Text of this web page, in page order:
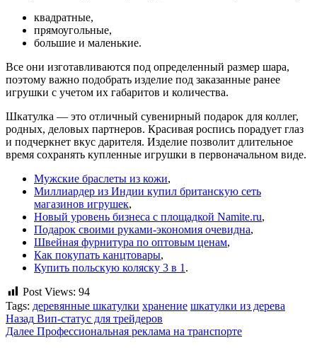
квадратные,
прямоугольные,
большие и маленькие.
Все они изготавливаются под определенный размер шара,
поэтому важно подобрать изделие под заказанные ранее
игрушки с учетом их габаритов и количества.
Шкатулка — это отличный сувенирный подарок для коллег,
родных, деловых партнеров. Красивая роспись порадует глаз
и подчеркнет вкус дарителя. Изделие позволит длительное
время сохранять купленные игрушки в первоначальном виде.
Мужские браслеты из кожи,
Миллиардер из Индии купил британскую сеть
магазинов игрушек,
Новый уровень бизнеса с площадкой Namite.ru,
Подарок своими руками-экономия очевидна,
Швейная фурнитура по оптовым ценам,
Как покупать канцтовары,
Купить польскую коляску 3 в 1 .
Post Views: 94
Tags: деревянные шкатулки хранение шкатулки из дерева
Продолжить
чтение
Назад Вип-статус для трейдеров
Далее Профессиональная реклама на транспорте